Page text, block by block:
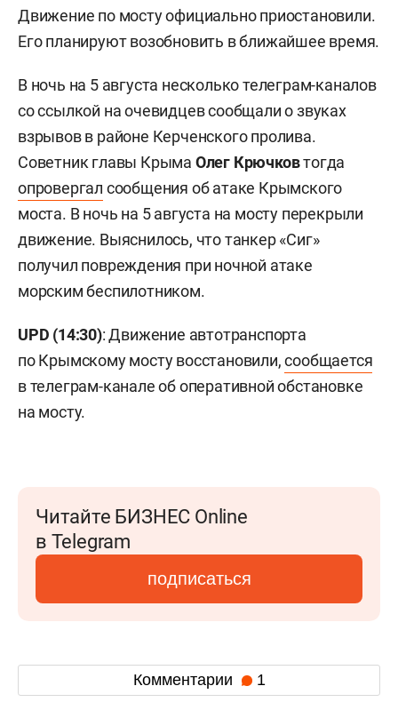
Движение по мосту официально приостановили.
Его планируют возобновить в ближайшее время.
В ночь на 5 августа несколько телеграм-каналов
со ссылкой на очевидцев сообщали о звуках
взрывов в районе Керченского пролива.
Советник главы Крыма Олег Крючковтогда
опровергал сообщения об атаке Крымского
моста. В ночь на 5 августа на мосту перекрыли
движение. Выяснилось, что танкер «Сиг»
получил повреждения при ночной атаке
морским беспилотником.
UPD (14:30): Движение автотранспорта
по Крымскому мосту восстановили,сообщается
в телеграм-канале об оперативной обстановке
на мосту.
Читайте БИЗНЕС Online
в Telegram
подписаться
Комментарии 1